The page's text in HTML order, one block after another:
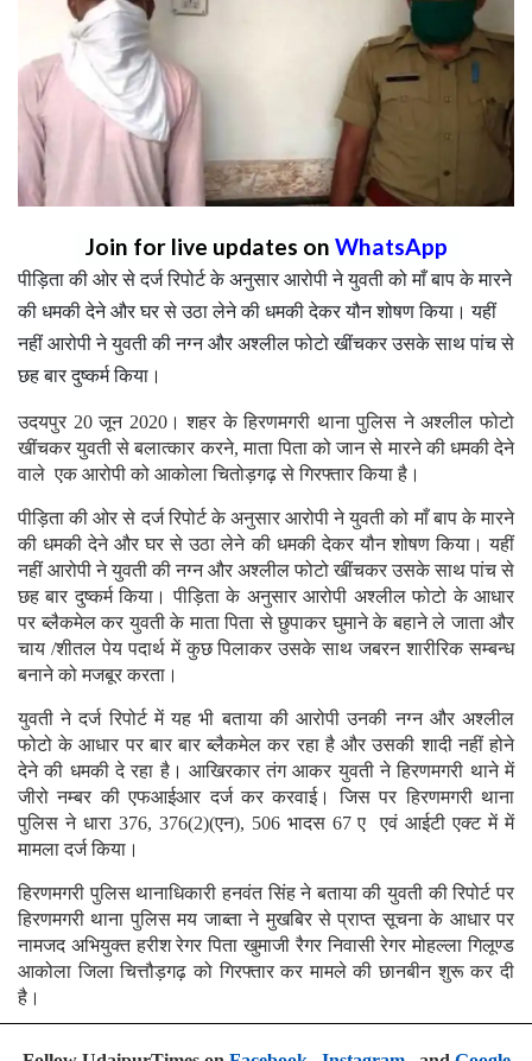
Join for live updates on WhatsApp
पीड़िता की ओर से दर्ज रिपोर्ट के अनुसार आरोपी ने युवती को माँ बाप के मारने
की धमकी देने और घर से उठा लेने की धमकी देकर यौन शोषण किया। यहीं
नहीं आरोपी ने युवती की नग्न और अश्लील फोटो खींचकर उसके साथ पांच से
छह बार दुष्कर्म किया।
उदयपुर 20 जून 2020। शहर के हिरणमगरी थाना पुलिस ने अश्लील फोटो
खींचकर युवती से बलात्कार करने, माता पिता को जान से मारने की धमकी देने
वाले एक आरोपी को आकोला चितोड़गढ़ से गिरफ्तार किया है।
पीड़िता की ओर से दर्ज रिपोर्ट के अनुसार आरोपी ने युवती को माँ बाप के मारने
की धमकी देने और घर से उठा लेने की धमकी देकर यौन शोषण किया। यहीं
नहीं आरोपी ने युवती की नग्न और अश्लील फोटो खींचकर उसके साथ पांच से
छह बार दुष्कर्म किया। पीड़िता के अनुसार आरोपी अश्लील फोटो के आधार
पर ब्लैकमेल कर युवती के माता पिता से छुपाकर घुमाने के बहाने ले जाता और
चाय /शीतल पेय पदार्थ में कुछ पिलाकर उसके साथ जबरन शारीरिक सम्बन्ध
बनाने को मजबूर करता।
युवती ने दर्ज रिपोर्ट में यह भी बताया की आरोपी उनकी नग्न और अश्लील
फोटो के आधार पर बार बार ब्लैकमेल कर रहा है और उसकी शादी नहीं होने
देने की धमकी दे रहा है। आखिरकार तंग आकर युवती ने हिरणमगरी थाने में
जीरो नम्बर की एफआईआर दर्ज कर करवाई। जिस पर हिरणमगरी थाना
पुलिस ने धारा 376, 376(2)(एन), 506 भादस 67 ए एवं आईटी एक्ट में में
मामला दर्ज किया।
हिरणमगरी पुलिस थानाधिकारी हनवंत सिंह ने बताया की युवती की रिपोर्ट पर
हिरणमगरी थाना पुलिस मय जाब्ता ने मुखबिर से प्राप्त सूचना के आधार पर
नामजद अभियुक्त हरीश रेगर पिता खुमाजी रैगर निवासी रेगर मोहल्ला गिलूण्ड
आकोला जिला चित्तौड़गढ़ को गिरफ्तार कर मामले की छानबीन शुरू कर दी
है।